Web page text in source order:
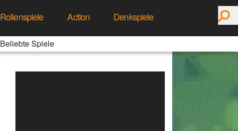
Rollenspiele Action
Denkspiele
Beliebte Spiele